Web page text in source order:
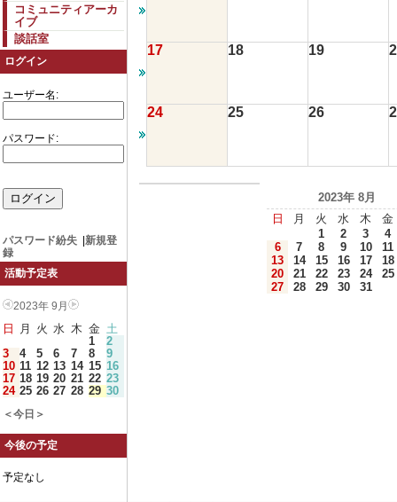
コミュニティアーカ
イブ
談話室
ログイン
ユーザー名:
パスワード:
パスワード紛失
新規登
録
活動予定表
2023年 9月
日 月 火 水 木 金 土
1
2
3
4 5 6 7 8
9
10 11 12 13 14 15 16
17 18 19 20 21 22 23
24 25 26 27 28 29 30
＜今日＞
今後の予定
予定なし
17 18 19
24 25 26
2023年 8月
日
月 火 水 木
金
1
2 3
4
6
7 8 9 10
11
13
14 15 16 17
18
20
21 22 23 24
25
27
28 29 30 31